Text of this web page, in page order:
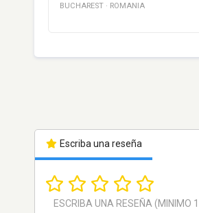
BUCHAREST · ROMANIA
Escriba una reseña